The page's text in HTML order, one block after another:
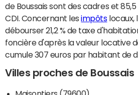
de Boussais sont des cadres et
CDI. Concernant lesimpôtslocaux,
débourser 21,2 % de taxe
foncière d'après la valeur locative
cumule 307 euros par habitant de
Villes proches de Boussais
Maisontiers (79600)